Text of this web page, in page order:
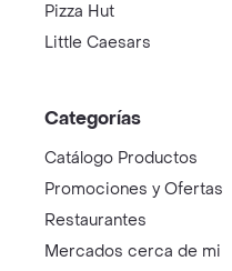
Pizza Hut
Little Caesars
Categorías
Catálogo Productos
Promociones y Ofertas
Restaurantes
Mercados cerca de mi